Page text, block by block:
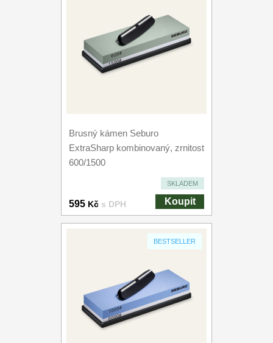
Brusný kámen Seburo
ExtraSharp kombinovaný, zrnitost
600/1500
SKLADEM
595 Kč s DPH Koupit
BESTSELLER